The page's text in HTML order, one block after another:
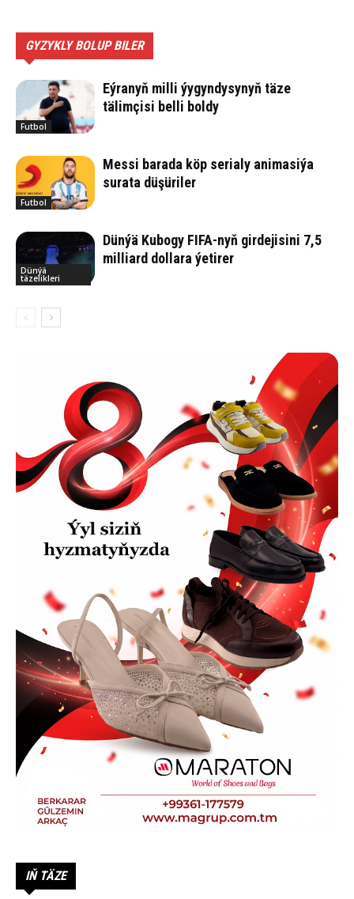
GYZYKLY BOLUP BILER
Futbol
Eýranyň milli ýygyndysynyň täze
tälimçisi belli boldy
Futbol
Messi barada köp serialy animasiýa
surata düşüriler
Dünýä
täzelikleri
Dünýä Kubogy FIFA-nyň girdejisini 7,5
milliard dollara ýetirer
IŇ TÄZE